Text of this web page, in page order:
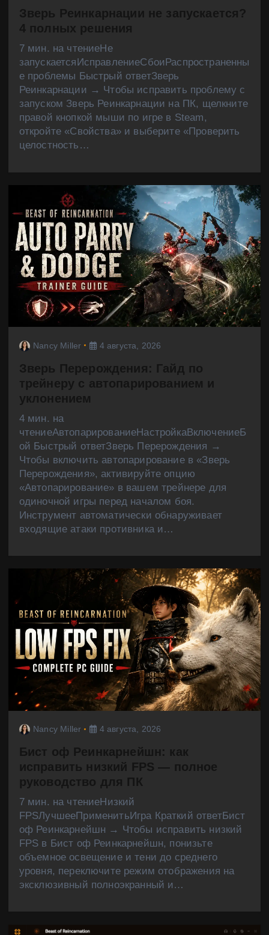
Зверь Реинкарнации не запускается?
4 полных решения
7 мин. на чтениеНе
запускаетсяИсправлениеСбоиРаспространенны
е проблемы Быстрый ответЗверь
Реинкарнации → Чтобы исправить проблему с
запуском Зверь Реинкарнации на ПК, щелкните
правой кнопкой мыши по игре в Steam,
откройте «Свойства» и выберите «Проверить
целостность…
Nancy Miller 4 августа, 2026
Зверь Перерождения: Гайд по
трейнеру с автопарированием и
уклонением
4 мин. на
чтениеАвтопарированиеНастройкаВключениеБ
ой Быстрый ответЗверь Перерождения →
Чтобы включить автопарирование в «Зверь
Перерождения», активируйте опцию
«Автопарирование» в вашем трейнере для
одиночной игры перед началом боя.
Инструмент автоматически обнаруживает
входящие атаки противника и…
Nancy Miller 4 августа, 2026
Бист оф Реинкарнейшн: как
исправить низкий FPS — полное
руководство для ПК
7 мин. на чтениеНизкий
FPSЛучшееПрименитьИгра Краткий ответБист
оф Реинкарнейшн → Чтобы исправить низкий
FPS в Бист оф Реинкарнейшн, понизьте
объемное освещение и тени до среднего
уровня, переключите режим отображения на
эксклюзивный полноэкранный и…